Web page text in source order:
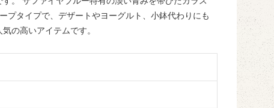
プタイプで、デザートやヨーグルト、小鉢代わりにも
の高いアイテムです。